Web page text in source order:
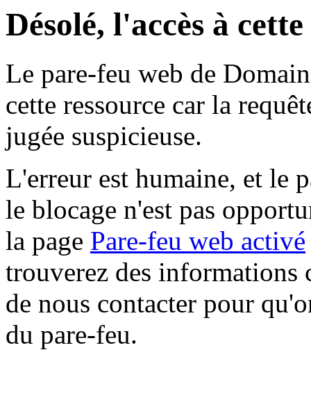
Désolé, l'accès à
Le pare-feu web de
cette ressource car la
jugée suspicieuse.
L'erreur est humaine, et le
le blocage n'est pas
la page Pare-feu web activé
trouverez des informations
de nous contacter pour
du pare-feu.